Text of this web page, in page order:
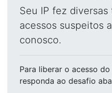
Seu IP fez
acessos suspeitos
conosco.
Para liberar o acesso do
responda ao desafio